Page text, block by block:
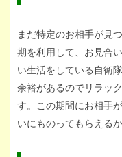
まだ特定のお相手が見
期を利用して、お見合
い生活をしている自衛
余裕があるのでリラッ
す。この期間にお相手
いにものってもらえる